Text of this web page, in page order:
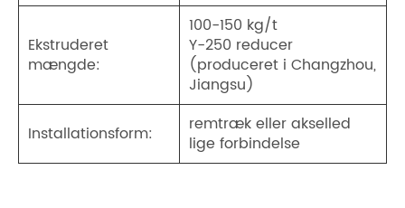
Ekstruderet
mængde:
100-150 kg/t
Y-250 reducer
(produceret i Changzhou,
Jiangsu)
Installationsform:
remtræk eller akselled
lige forbindelse